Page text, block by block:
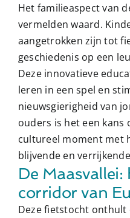
Het familieaspect van
vermelden waard.
aangetrokken zijn tot
geschiedenis op een
Deze innovatieve
leren in een spel en
nieuwsgierigheid van
ouders is het een kans
cultureel moment met
blijvende en
De
corridor van
Deze fietstocht onthult